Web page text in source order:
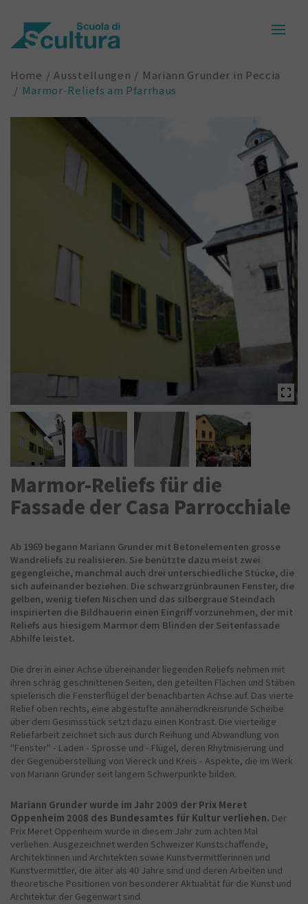
Home Ausstellungen
Mariann Grunder in Peccia
Marmor-Reliefs am Pfarrhaus
Marmor-Reliefs für die
Fassade der Casa Parrocchiale
Ab 1969 begann Mariann Grunder mit Betonelementen grosse
Wandreliefs zu realisieren. Sie benützte dazu meist zwei
gegengleiche, manchmal auch drei unterschiedliche Stücke, die
sich aufeinander beziehen. Die schwarzgrünbraunen Fenster, die
gelben, wenig tiefen Nischen und das silbergraue Steindach
inspirierten die Bildhauerin einen Eingriff vorzunehmen, der mit
Reliefs aus hiesigem Marmor dem Blinden der Seitenfassade
Abhilfe leistet.
Die drei in einer Achse übereinander liegenden Reliefs nehmen mit
ihren schräg geschnittenen Seiten, den geteilten Flächen und Stäben
spielerisch die Fensterflügel der benachbarten Achse auf. Das vierte
Relief oben rechts, eine abgestufte annäherndkreisrunde Scheibe
über dem Gesimsstück setzt dazu einen Kontrast. Die vierteilige
Reliefarbeit zeichnet sich aus durch Reihung und Abwandlung von
"Fenster" - Laden - Sprosse und - Flügel, deren Rhytmisierung und
der Gegenüberstellung von Viereck und Kreis - Aspekte, die im Werk
von Mariann Grunder seit langem Schwerpunkte bilden.
Mariann Grunder wurde im Jahr 2009 der Prix Meret
Oppenheim 2008 des Bundesamtes für Kultur verliehen. Der
Prix Meret Oppenheim wurde in diesem Jahr zum achten Mal
verliehen. Ausgezeichnet werden Schweizer Kunstschaffende,
Architektinnen und Architekten sowie Kunstvermittlerinnen und
Kunstvermittler, die älter als 40 Jahre sind und deren Arbeiten und
theoretische Positionen von besonderer Aktualität für die Kunst und
Architektur der Gegenwart sind.